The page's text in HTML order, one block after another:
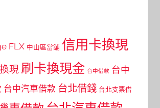
FLX 中山區當舖 信用卡換現
現 刷卡換現金 台中借款 台中
台中汽車借款 台北借錢 台北支票借